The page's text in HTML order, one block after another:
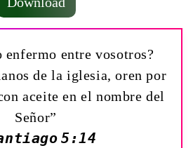
enfermo entre vosotros?
de la iglesia, oren por
aceite en el nombre del
Señor”
5:14